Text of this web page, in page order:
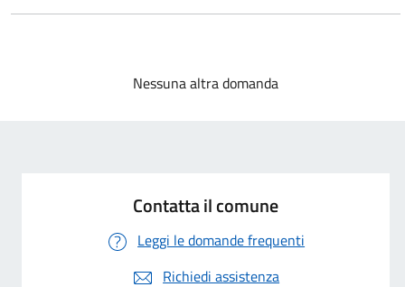
Nessuna altra domanda
Contatta il comune
Leggi le domande frequenti
Richiedi assistenza